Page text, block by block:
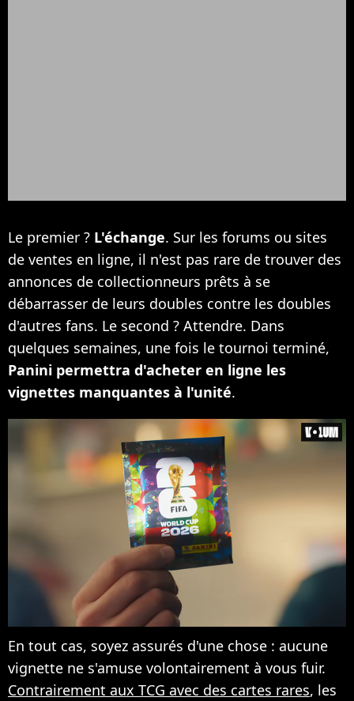
Le premier ? L'échange. Sur les forums ou sites
de ventes en ligne, il n'est pas rare de trouver des
annonces de collectionneurs prêts à se
débarrasser de leurs doubles contre les doubles
d'autres fans. Le second ? Attendre. Dans
quelques semaines, une fois le tournoi terminé,
Panini permettra d'acheter en ligne les
vignettes manquantes à l'unité.
En tout cas, soyez assurés d'une chose : aucune
vignette ne s'amuse volontairement à vous fuir.
Contrairement aux TCG avec des cartes rares, les